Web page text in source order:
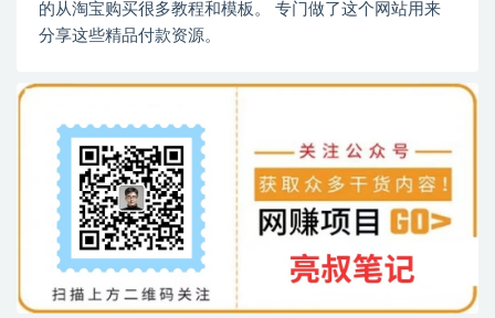
的从淘宝购买很多教程和模板。 专门做了这个网站用来
分享这些精品付款资源。